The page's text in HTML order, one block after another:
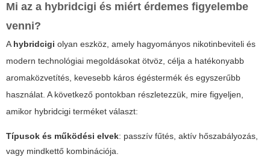
Mi az a hybridcigi és miért érdemes figyelembe
venni?
Ahybridcigi olyan eszköz, amely hagyományos nikotinbeviteli és
modern technológiai megoldásokat ötvöz, célja a hatékonyabb
aromaközvetítés, kevesebb káros égéstermék és egyszerűbb
használat. A következő pontokban részletezzük, mire figyeljen,
amikor hybridcigi terméket választ:
Típusok és működési elvek: passzív fűtés, aktív hőszabályozás,
vagy mindkettő kombinációja.